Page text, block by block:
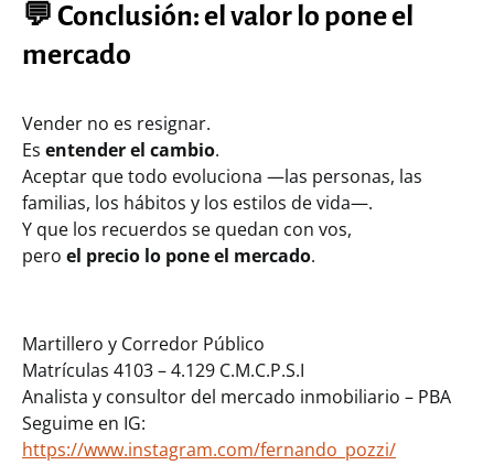
💬 Conclusión: el valor lo pone el
mercado
Vender no es resignar.
Es entender el cambio.
Aceptar que todo evoluciona —las personas, las
familias, los hábitos y los estilos de vida—.
Y que los recuerdos se quedan con vos,
pero el precio lo pone el mercado.
Martillero y Corredor Público
Matrículas 4103 – 4.129 C.M.C.P.S.I
Analista y consultor del mercado inmobiliario – PBA
Seguime en IG:
https://www.instagram.com/fernando_pozzi/